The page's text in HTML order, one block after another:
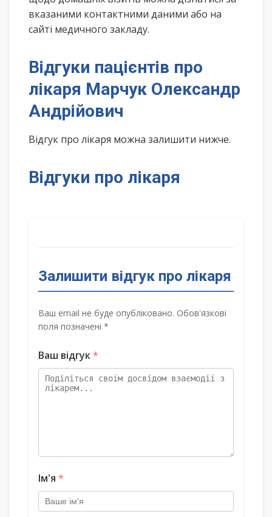
вказаними контактними даними або на
сайті медичного закладу.
Відгуки пацієнтів про
лікаря Марчук Олександр
Андрійович
Відгук про лікаря можна залишити нижче.
Відгуки про лікаря
Залишити відгук про лікаря
Ваш email не буде опубліковано. Обов'язкові
поля позначені *
Ваш відгук*
Ім'я *